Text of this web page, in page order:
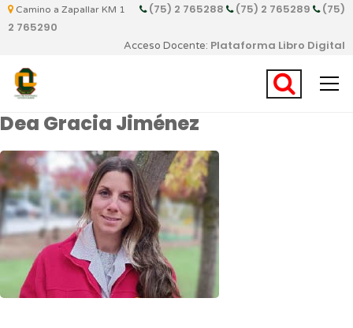
Camino a Zapallar KM 1 (75) 2 765288 (75) 2 765289
(75)
2 765290
Acceso Docente: Plataforma Libro Digital
Dea Gracia Jiménez